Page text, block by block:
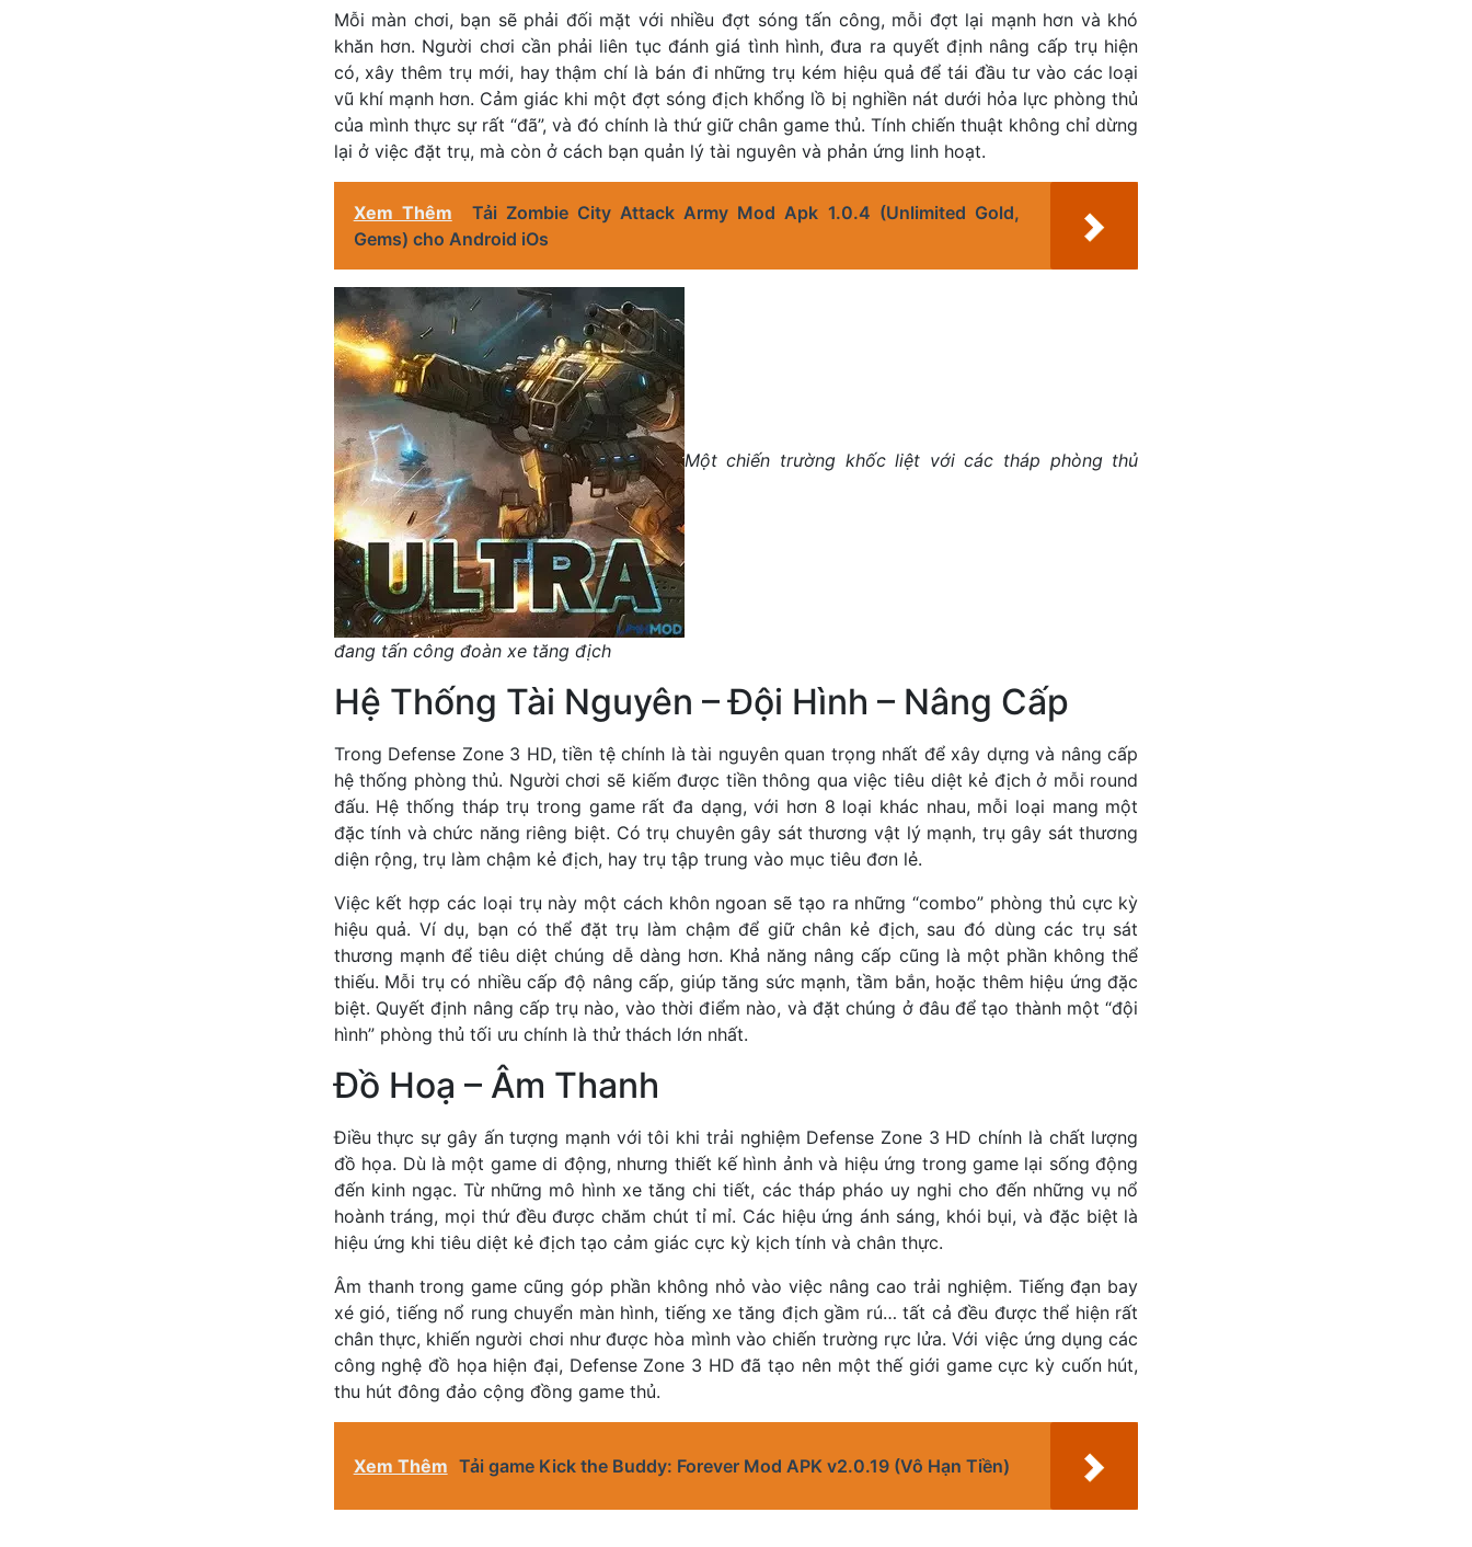
Mỗi màn chơi, bạn sẽ phải đối mặt với nhiều đợt sóng tấn công, mỗi đợt lại mạnh hơn và khó
khăn hơn. Người chơi cần phải liên tục đánh giá tình hình, đưa ra quyết định nâng cấp trụ hiện
có, xây thêm trụ mới, hay thậm chí là bán đi những trụ kém hiệu quả để tái đầu tư vào các loại
vũ khí mạnh hơn. Cảm giác khi một đợt sóng địch khổng lồ bị nghiền nát dưới hỏa lực phòng thủ
của mình thực sự rất “đã”, và đó chính là thứ giữ chân game thủ. Tính chiến thuật không chỉ dừng
lại ở việc đặt trụ, mà còn ở cách bạn quản lý tài nguyên và phản ứng linh hoạt.
Xem Thêm
Tải Zombie City Attack Army Mod Apk 1.0.4 (Unlimited Gold,
Gems) cho Android iOs
Một chiến trường khốc liệt với các tháp phòng thủ
đang tấn công đoàn xe tăng địch
Hệ Thống Tài Nguyên – Đội Hình – Nâng Cấp
Trong Defense Zone 3 HD, tiền tệ chính là tài nguyên quan trọng nhất để xây dựng và nâng cấp
hệ thống phòng thủ. Người chơi sẽ kiếm được tiền thông qua việc tiêu diệt kẻ địch ở mỗi round
đấu. Hệ thống tháp trụ trong game rất đa dạng, với hơn 8 loại khác nhau, mỗi loại mang một
đặc tính và chức năng riêng biệt. Có trụ chuyên gây sát thương vật lý mạnh, trụ gây sát thương
diện rộng, trụ làm chậm kẻ địch, hay trụ tập trung vào mục tiêu đơn lẻ.
Việc kết hợp các loại trụ này một cách khôn ngoan sẽ tạo ra những “combo” phòng thủ cực kỳ
hiệu quả. Ví dụ, bạn có thể đặt trụ làm chậm để giữ chân kẻ địch, sau đó dùng các trụ sát
thương mạnh để tiêu diệt chúng dễ dàng hơn. Khả năng nâng cấp cũng là một phần không thể
thiếu. Mỗi trụ có nhiều cấp độ nâng cấp, giúp tăng sức mạnh, tầm bắn, hoặc thêm hiệu ứng đặc
biệt. Quyết định nâng cấp trụ nào, vào thời điểm nào, và đặt chúng ở đâu để tạo thành một “đội
hình” phòng thủ tối ưu chính là thử thách lớn nhất.
Đồ Hoạ – Âm Thanh
Điều thực sự gây ấn tượng mạnh với tôi khi trải nghiệm Defense Zone 3 HD chính là chất lượng
đồ họa. Dù là một game di động, nhưng thiết kế hình ảnh và hiệu ứng trong game lại sống động
đến kinh ngạc. Từ những mô hình xe tăng chi tiết, các tháp pháo uy nghi cho đến những vụ nổ
hoành tráng, mọi thứ đều được chăm chút tỉ mỉ. Các hiệu ứng ánh sáng, khói bụi, và đặc biệt là
hiệu ứng khi tiêu diệt kẻ địch tạo cảm giác cực kỳ kịch tính và chân thực.
Âm thanh trong game cũng góp phần không nhỏ vào việc nâng cao trải nghiệm. Tiếng đạn bay
xé gió, tiếng nổ rung chuyển màn hình, tiếng xe tăng địch gầm rú… tất cả đều được thể hiện rất
chân thực, khiến người chơi như được hòa mình vào chiến trường rực lửa. Với việc ứng dụng các
công nghệ đồ họa hiện đại, Defense Zone 3 HD đã tạo nên một thế giới game cực kỳ cuốn hút,
thu hút đông đảo cộng đồng game thủ.
Xem Thêm Tải game Kick the Buddy: Forever Mod APK v2.0.19 (Vô Hạn Tiền)